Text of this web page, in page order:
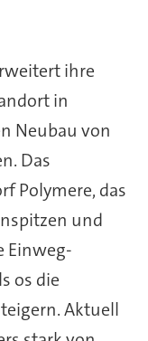
ihre
in
Neubau von
Das
Polymere, das
und
Einweg-
os die
Aktuell